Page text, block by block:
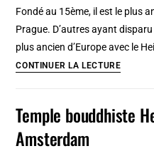
Fondé au 15ème, il est le plus
Prague. D’autres ayant
plus ancien d’Europe avec le
CONTINUER LA LECTUREAncien
de
Temple bouddhiste
Amsterdam